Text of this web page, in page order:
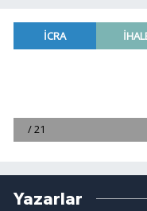
Yazarlar